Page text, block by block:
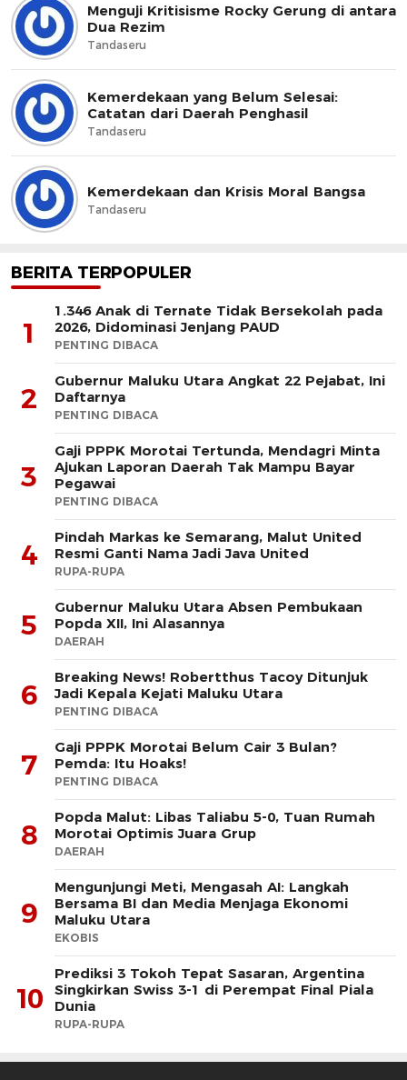
Menguji Kritisisme Rocky Gerung di antara
Dua Rezim
Tandaseru
Kemerdekaan yang Belum Selesai:
Catatan dari Daerah Penghasil
Tandaseru
Kemerdekaan dan Krisis Moral Bangsa
Tandaseru
BERITA TERPOPULER
1
1.346 Anak di Ternate Tidak Bersekolah pada
2026, Didominasi Jenjang PAUD
PENTING DIBACA
2
Gubernur Maluku Utara Angkat 22 Pejabat, Ini
Daftarnya
PENTING DIBACA
3
Gaji PPPK Morotai Tertunda, Mendagri Minta
Ajukan Laporan Daerah Tak Mampu Bayar
Pegawai
PENTING DIBACA
4
Pindah Markas ke Semarang, Malut United
Resmi Ganti Nama Jadi Java United
RUPA-RUPA
5
Gubernur Maluku Utara Absen Pembukaan
Popda XII, Ini Alasannya
DAERAH
6
Breaking News! Robertthus Tacoy Ditunjuk
Jadi Kepala Kejati Maluku Utara
PENTING DIBACA
7
Gaji PPPK Morotai Belum Cair 3 Bulan?
Pemda: Itu Hoaks!
PENTING DIBACA
8
Popda Malut: Libas Taliabu 5-0, Tuan Rumah
Morotai Optimis Juara Grup
DAERAH
9
Mengunjungi Meti, Mengasah AI: Langkah
Bersama BI dan Media Menjaga Ekonomi
Maluku Utara
EKOBIS
10
Prediksi 3 Tokoh Tepat Sasaran, Argentina
Singkirkan Swiss 3-1 di Perempat Final Piala
Dunia
RUPA-RUPA